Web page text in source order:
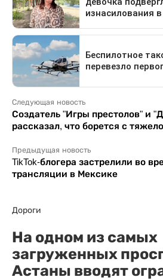
Следующая новость
Создатель "Игры престолов" и
рассказал, что борется с
Предыдущая новость
TikTok-блогера застрелили во
трансляции в Мексике
Дороги
На одном из самых
загруженных
Астаны вводят